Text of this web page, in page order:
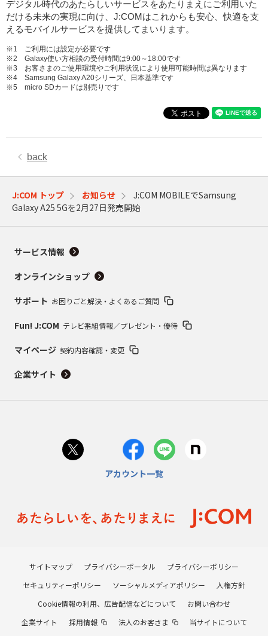
デジタル時代のあたらしいサービスをあたりまえにご利用いた
だける未来の実現に向け、J:COMはこれからも安心、快適を支
えるモバイルサービスを提供してまいります。
※1 ご利用には設定が必要です
※2 Galaxy使い方相談の受付時間は9:00～18:00です
※3 お客さまのご使用環境やご利用状況により使用可能時間は異なります
※4 Samsung Galaxy A20シリーズ、日本基準です
※5 micro SDカードは別売りです
back
J:COM トップ お知らせ
J:COM MOBILEでSamsung
Galaxy A25 5Gを2月27日発売開始
サービス情報
オンラインショップ
サポート お困りごと解決・よくあるご質問
Fun! J:COM テレビ番組情報／プレゼント・優待
マイページ 契約内容確認・変更
企業サイト
アカウント一覧
サイトマップ プライバシーポータル
プライバシーポリシー
セキュリティーポリシー
ソーシャルメディアポリシー
人権方針
Cookie情報の利用、広告配信などについて
お問い合わせ
企業サイト
採用情報 法人のお客さま 当サイトについて